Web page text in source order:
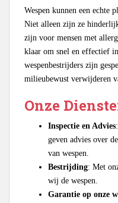
Wespen kunnen een echte
Niet alleen zijn ze
zijn voor mensen met
klaar om snel en effectief
wespenbestrijders zijn
milieubewust verwijderen
Onze
Inspectie en Advies
geven advies over
van wespen.
Bestrijding: Met
wij de wespen.
Garantie op onze